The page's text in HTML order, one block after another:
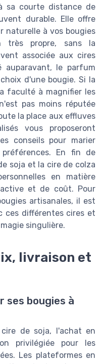
sa courte distance de
durable. Elle offre
naturelle à vos bougies
très propre, sans la
associée aux cires
auparavant, le parfum
d'une bougie. Si la
faculté à magnifier les
pas moins réputée
la place aux effluves
vous proposeront
conseils pour marier
En fin de
soja et la cire de colza
en matière
et de coût. Pour
artisanales, il est
ces différentes cires et
singulière.
livraison et
ses bougies à
de soja, l'achat en
privilégiée pour les
Les plateformes en